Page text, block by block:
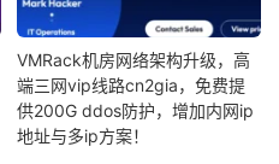
VMRack机房网络架构升级，高
端三网vip线路cn2gia，免费提
供200G ddos防护，增加内网ip
地址与多ip方案！